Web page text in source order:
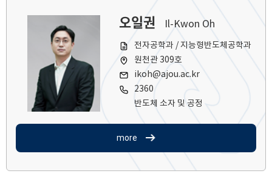
오일권 Il-Kwon Oh
전자공학과 / 지능형반도체공학과
원천관 309호
ikoh@ajou.ac.kr
2360
반도체 소자 및 공정
more